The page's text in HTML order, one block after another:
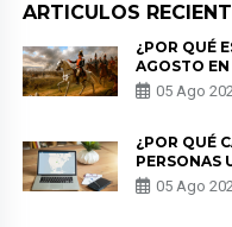
ARTICULOS
¿POR QUÉ
AGOSTO EN
HISTORIA
05 Ago
¿POR QUÉ
PERSONAS
PARA
PRIVACIDAD?
05 Ago